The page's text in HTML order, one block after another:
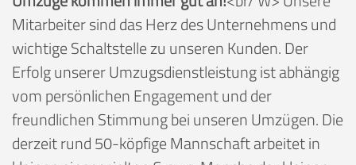
Mitarbeiter sind das Herz des Unternehmens und
wichtige Schaltstelle zu unseren Kunden. Der
Erfolg unserer Umzugsdienstleistung ist abhängig
vom persönlichen Engagement und der
freundlichen Stimmung bei unseren Umzügen. Die
derzeit rund 50-köpfige Mannschaft arbeitet in